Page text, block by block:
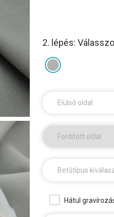
2. lépés:
Elülső oldal
Fordított oldal
Betűtípus
Hátul